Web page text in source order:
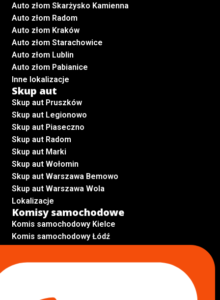
Auto złom Skarżysko Kamienna
Auto złom Radom
Auto złom Kraków
Auto złom Starachowice
Auto złom Lublin
Auto złom Pabianice
Inne lokalizacje
Skup aut
Skup aut Pruszków
Skup aut Legionowo
Skup aut Piaseczno
Skup aut Radom
Skup aut Marki
Skup aut Wołomin
Skup aut Warszawa Bemowo
Skup aut Warszawa Wola
Lokalizacje
Komisy samochodowe
Komis samochodowy Kielce
Komis samochodowy Łódź
Komis samochodowy Radom
Komis samochodowy Lublin